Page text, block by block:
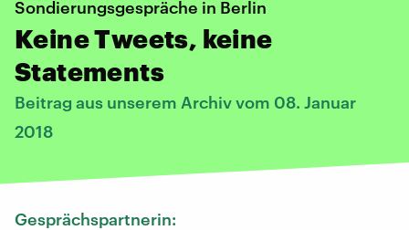
Sondierungsgespräche in Berlin
Keine Tweets, keine
Statements
Beitrag aus unserem Archiv vom 08. Januar
2018
Gesprächspartnerin: